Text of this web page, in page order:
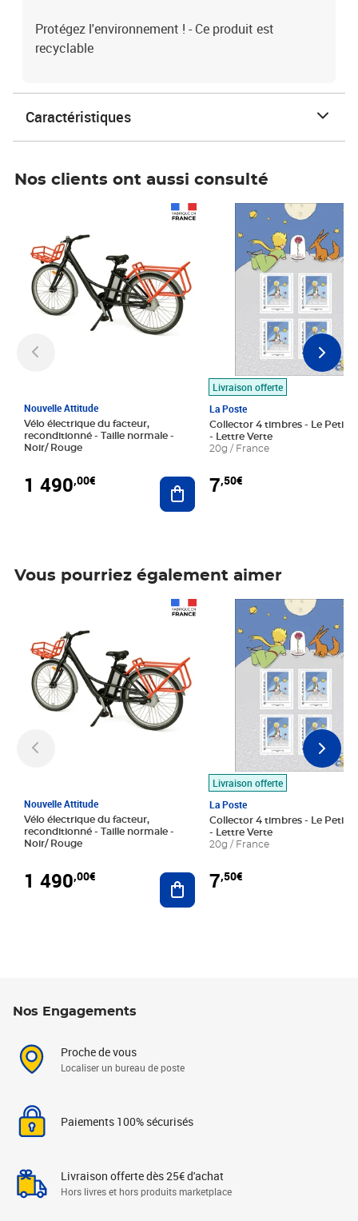
Protégez l'environnement ! - Ce produit est
recyclable
Caractéristiques
Nos clients ont aussi consulté
Nouvelle Attitude
Vélo électrique du facteur,
reconditionné - Taille normale -
Noir/ Rouge
1 490,00€ Ajouter au panier
Livraison offerte
La Poste
Collector 4 timbres - Le Petit
- Lettre Verte
20g / France
7,50€
Prix 7,50€
Vous pourriez également aimer
Nouvelle Attitude
Vélo électrique du facteur,
reconditionné - Taille normale -
Noir/ Rouge
1 490,00€ Ajouter au panier
Livraison offerte
La Poste
Collector 4 timbres - Le Petit
- Lettre Verte
20g / France
7,50€
Prix 7,50€
Nos Engagements
Proche de vous
Localiser un bureau de poste
Paiements 100% sécurisés
Livraison offerte dès 25€ d'achat
Hors livres et hors produits marketplace